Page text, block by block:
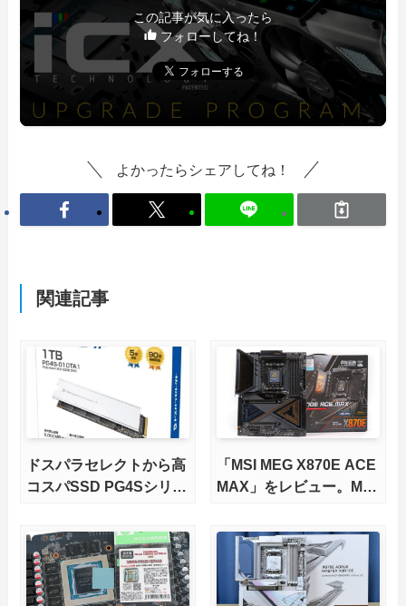
この記事が気に入ったら
フォローしてね！
よかったらシェアしてね！
関連記事
ドスパラセレクトから高
コスパSSD PG4Sシリー
「MSI MEG X870E ACE
MAX」をレビュー。M.2
版X870Eマザーボードを
徹底検証